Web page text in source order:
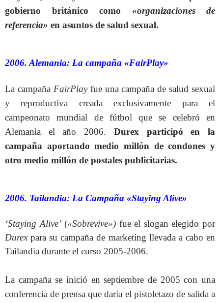
gobierno británico como «organizaciones de
referencia» en asuntos de salud sexual.
2006. Alemania: La campaña «FairPlay»
La campaña FairPlayfue una campaña de salud sexual
y reproductiva creada exclusivamente para el
campeonato mundial de fútbol que se celebró en
Alemania el año 2006. Durex participó en la
campaña aportando medio millón de condones y
otro medio millón de postales publicitarias.
2006. Tailandia: La Campaña «Staying Alive»
‘Staying Alive’(«Sobrevive») fue el slogan elegido por
Durexpara su campaña de marketing llevada a cabo en
Tailandia durante el curso 2005-2006.
La campaña se inició en septiembre de 2005 con una
conferencia de prensa que daría el pistoletazo de salida a